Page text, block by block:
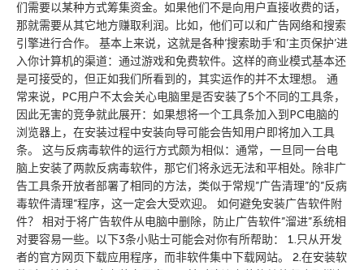
们需要以某种方式筹集资金。如果他们不是向用户直接收费的话，
那就需要从其它地方赚取利润。比如，他们可以和广告网络和搜索
引擎进行合作。 基本上来说，这就是各种’搜索助手’和’主页保护’进
入你计算机的渠道：通过游戏和免费软件。这样的商业模式基本还
是可接受的，但正如我们所看到的，其实运作的并不太理想。 通
常来说，PC用户不太会关心电脑里是否安装了5个不同的工具条，
因此无害的竞争就此展开：如果想将一个工具条加入到PC电脑的
浏览器上，在安装过程中安装向导可能会告知用户即将加入工具
条。 这与反病毒软件的运行方式颇为相似：通常，一旦同一台电
脑上安装了两款反病毒软件，那它们将永远无法和平相处。除非广
告工具条开放者部署了相同的方法，类似于常规”广告清理”的”反病
毒软件清理”程序，这一定会大受欢迎。 如何避免安装广告软件附
件？ 相对于将广告软件从电脑中删除，防止广告软件”溜进”系统相
对要容易一些。以下3条小贴士可能会对你有所帮助： 1.只从开发
者的官方网页下载应用程序，而非软件集中下载网站。 2.在安装软